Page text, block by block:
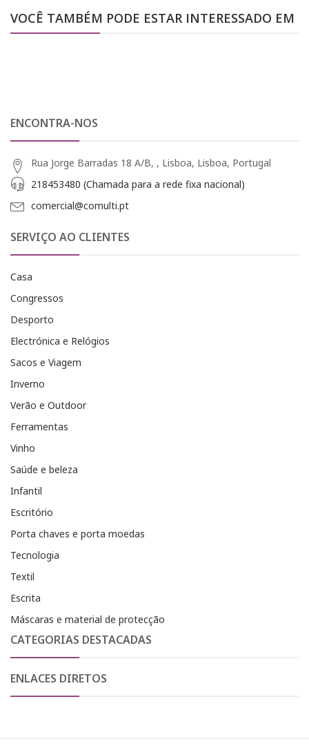
VOCÊ TAMBÉM PODE ESTAR INTERESSADO EM
ENCONTRA-NOS
Rua Jorge Barradas 18 A/B, , Lisboa, Lisboa, Portugal
218453480 (Chamada para a rede fixa nacional)
comercial@comulti.pt
SERVIÇO AO CLIENTES
Casa
Congressos
Desporto
Electrónica e Relógios
Sacos e Viagem
Inverno
Verão e Outdoor
Ferramentas
Vinho
Saúde e beleza
Infantil
Escritório
Porta chaves e porta moedas
Tecnologia
Textil
Escrita
Máscaras e material de protecção
CATEGORIAS DESTACADAS
ENLACES DIRETOS